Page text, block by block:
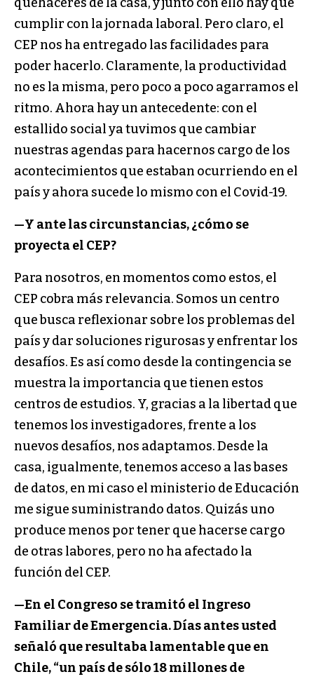
cumplir con la jornada laboral. Pero claro, el
CEP nos ha entregado las facilidades para
poder hacerlo. Claramente, la productividad
no es la misma, pero poco a poco agarramos el
ritmo. Ahora hay un antecedente: con el
estallido social ya tuvimos que cambiar
nuestras agendas para hacernos cargo de los
acontecimientos que estaban ocurriendo en el
país y ahora sucede lo mismo con el Covid-19.
—Y ante las circunstancias, ¿cómo se
proyecta el CEP?
Para nosotros, en momentos como estos, el
CEP cobra más relevancia. Somos un centro
que busca reflexionar sobre los problemas del
país y dar soluciones rigurosas y enfrentar los
desafíos. Es así como desde la contingencia se
muestra la importancia que tienen estos
centros de estudios. Y, gracias a la libertad que
tenemos los investigadores, frente a los
nuevos desafíos, nos adaptamos. Desde la
casa, igualmente, tenemos acceso a las bases
de datos, en mi caso el ministerio de Educación
me sigue suministrando datos. Quizás uno
produce menos por tener que hacerse cargo
de otras labores, pero no ha afectado la
función del CEP.
—En el Congreso se tramitó el Ingreso
Familiar de Emergencia. Días antes usted
señaló que resultaba lamentable que en
Chile, “un país de sólo 18 millones de